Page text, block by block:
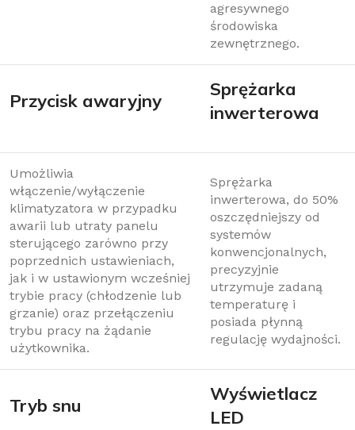
agresywnego
środowiska
zewnętrznego.
Przycisk awaryjny
Sprężarka
inwerterowa
Umożliwia
włączenie/wyłączenie
klimatyzatora w przypadku
awarii lub utraty panelu
sterującego zarówno przy
poprzednich ustawieniach,
jak i w ustawionym wcześniej
trybie pracy (chłodzenie lub
grzanie) oraz przełączeniu
trybu pracy na żądanie
użytkownika.
Sprężarka
inwerterowa, do 50%
oszczędniejszy od
systemów
konwencjonalnych,
precyzyjnie
utrzymuje zadaną
temperaturę i
posiada płynną
regulację wydajności.
Tryb snu
Wyświetlacz
LED